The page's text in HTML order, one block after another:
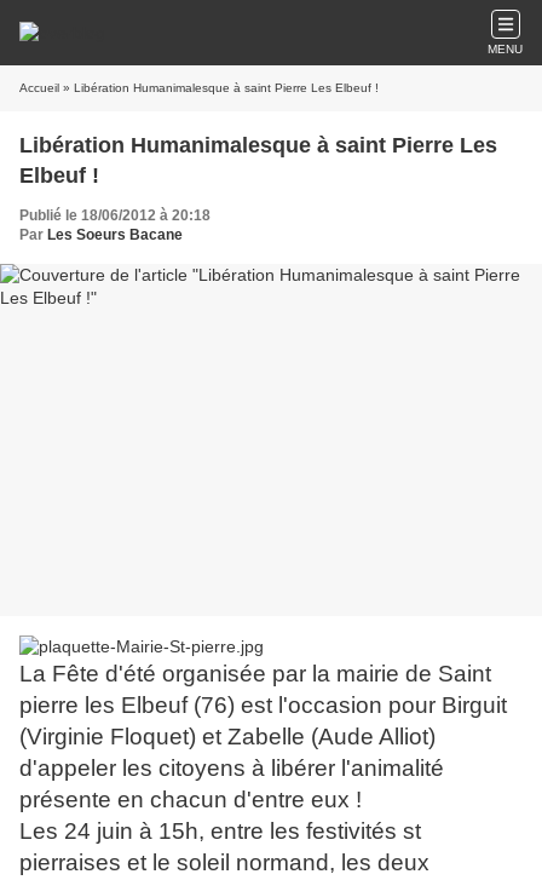
MENU
Accueil » Libération Humanimalesque à saint Pierre Les Elbeuf !
Libération Humanimalesque à saint Pierre Les
Elbeuf !
Publié le 18/06/2012 à 20:18
Par Les Soeurs Bacane
La Fête d'été organisée par la mairie de Saint
pierre les Elbeuf (76) est l'occasion pour Birguit
(Virginie Floquet) et Zabelle (Aude Alliot)
d'appeler les citoyens à libérer l'animalité
présente en chacun d'entre eux !
Les 24 juin à 15h, entre les festivités st
pierraises et le soleil normand, les deux